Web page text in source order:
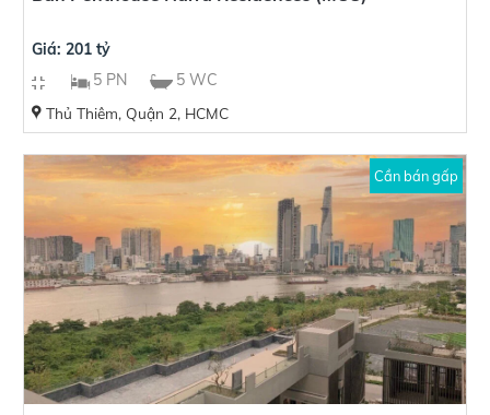
Giá: 201 tỷ
5 PN
5 WC
Thủ Thiêm, Quận 2, HCMC
Cần bán gấp